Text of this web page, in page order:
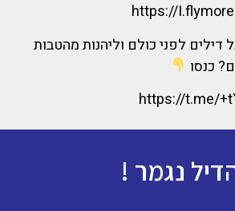
https://
דילים לפני כולם וליהנות מהטבות
כנסו
https://t.me/
נגמר !